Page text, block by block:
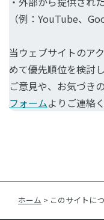
（例：YouTube、
当ウェブサイトのア
めて優先順位を検討
ご意見や、お気づき
フォームよりご連絡
ホーム > このサイトに